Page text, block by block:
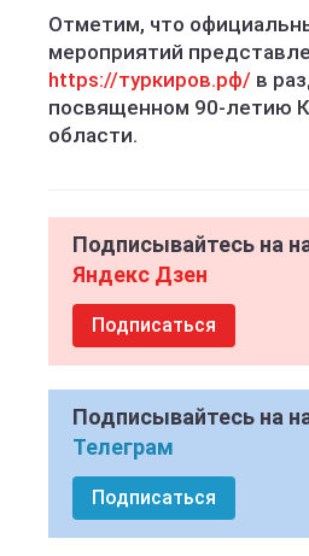
Отметим, что
мероприятий
https://туркиров.рф/ в
посвященном 90-летию
области.
Подписывайтесь на
Яндекс Дзен
Подписаться
Подписывайтесь на
Телеграм
Подписаться